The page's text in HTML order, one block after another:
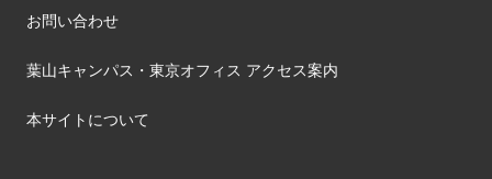
お問い合わせ
葉山キャンパス・東京オフィス アクセス案内
本サイトについて